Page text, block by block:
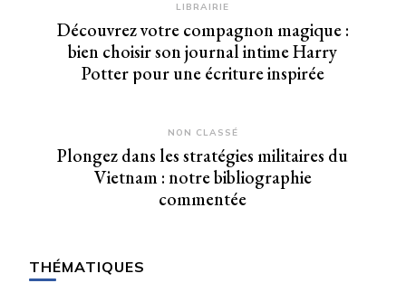
LIBRAIRIE
Découvrez votre compagnon magique :
bien choisir son journal intime Harry
Potter pour une écriture inspirée
NON CLASSÉ
Plongez dans les stratégies militaires du
Vietnam : notre bibliographie
commentée
THÉMATIQUES